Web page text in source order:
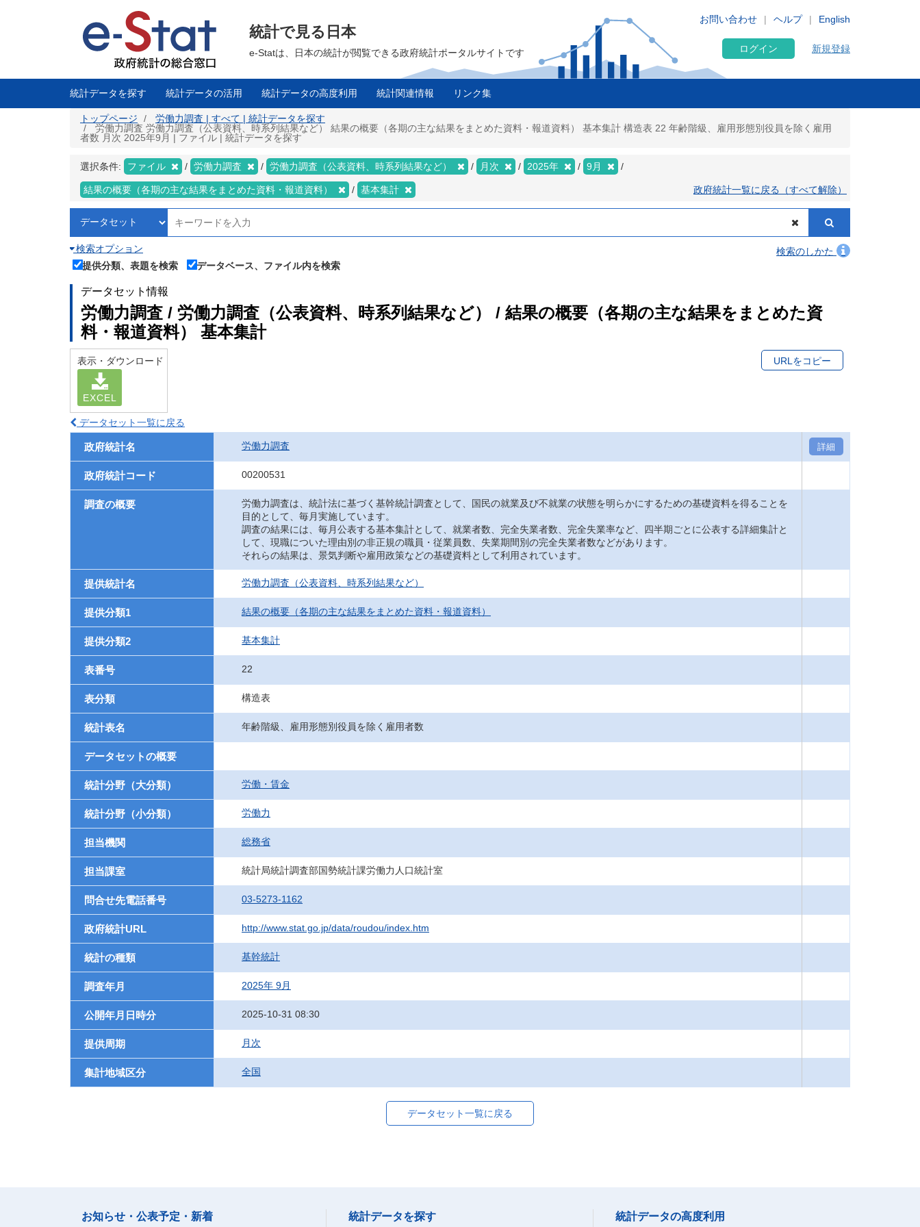
に
English
お問い合わせ ヘルプ
統計で見る日本
e-Statは、日本の統計が閲覧できる政府統計ポータルサイトです ログイン 新規登録
統計データを探す 統計データの活用 統計データの高度利用 統計関連情報 リンク集
トップページ
労働力調査 | すべて | 統計データを探す
労働力調査 労働力調査（公表資料、時系列結果など） 結果の概要（各期の主な結果をまとめた資料・報道資料） 基本集計 構造表 22 年齢階級、雇用形態別役員を除く雇用
者数 月次 2025年9月 | ファイル | 統計データを探す
選択条件: ファイル 労働力調査 労働力調査（公表資料、時系列結果など） 月次 2025年 9月
結果の概要（各期の主な結果をまとめた資料・報道資料） 基本集計 政府統計一覧に戻る（すべて解除）
検索オプション
検索のしかた
提供分類、表題を検索
データベース、ファイル内を検索
データセット情報
労働力調査 / 労働力調査（公表資料、時系列結果など） / 結果の概要（各期の主な結果をまとめた資
料・報道資料） 基本集計
表示・ダウンロード
EXCEL
URLをコピー
データセット一覧に戻る
政府統計名 労働力調査 詳細
政府統計コード 00200531
調査の概要
労働力調査は、統計法に基づく基幹統計調査として、国民の就業及び不就業の状態を明らかにするための基礎資料を得ることを
目的として、毎月実施しています。
調査の結果には、毎月公表する基本集計として、就業者数、完全失業者数、完全失業率など、四半期ごとに公表する詳細集計と
して、現職についた理由別の非正規の職員・従業員数、失業期間別の完全失業者数などがあります。
それらの結果は、景気判断や雇用政策などの基礎資料として利用されています。
提供統計名 労働力調査（公表資料、時系列結果など）
提供分類1 結果の概要（各期の主な結果をまとめた資料・報道資料）
提供分類2 基本集計
表番号 22
表分類 構造表
統計表名 年齢階級、雇用形態別役員を除く雇用者数
データセットの概要
統計分野（大分類） 労働・賃金
統計分野（小分類） 労働力
担当機関 総務省
担当課室 統計局統計調査部国勢統計課労働力人口統計室
問合せ先電話番号 03-5273-1162
政府統計URL http://www.stat.go.jp/data/roudou/index.htm
統計の種類 基幹統計
調査年月 2025年 9月
公開年月日時分 2025-10-31 08:30
提供周期 月次
集計地域区分 全国
データセット一覧に戻る
お知らせ・公表予定・新着 統計データを探す 統計データの高度利用